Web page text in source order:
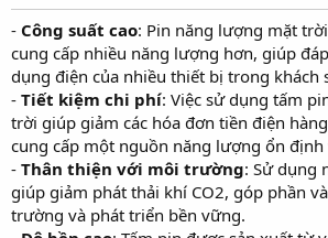
- Công suất cao: Pin năng lượng mặt
cung cấp nhiều năng lượng hơn, giúp
dụng điện của nhiều thiết bị trong khách
- Tiết kiệm chi phí: Việc sử dụng tấm
trời giúp giảm các hóa đơn tiền điện
cung cấp một nguồn năng lượng ổn định
- Thân thiện với môi trường: Sử dụng
giúp giảm phát thải khí CO2, góp phần
trường và phát triển bền vững.